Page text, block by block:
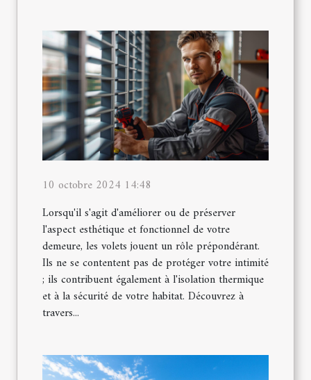
10 octobre 2024 14:48
Lorsqu'il s'agit d'améliorer ou de préserver
l'aspect esthétique et fonctionnel de votre
demeure, les volets jouent un rôle prépondérant.
Ils ne se contentent pas de protéger votre intimité
; ils contribuent également à l'isolation thermique
et à la sécurité de votre habitat. Découvrez à
travers...